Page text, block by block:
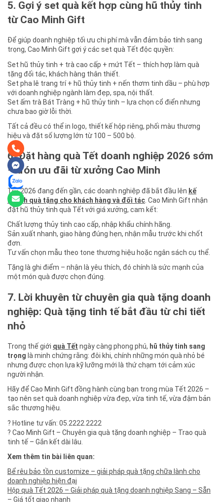
5. Gợi ý set quà kết hợp cùng hũ thủy tinh
từ Cao Minh Gift
Để giúp doanh nghiệp tối ưu chi phí mà vẫn đảm bảo tính sang
trọng, Cao Minh Gift gợi ý các set quà Tết độc quyền:
Set hũ thủy tinh + trà cao cấp + mứt Tết – thích hợp làm quà
tặng đối tác, khách hàng thân thiết.
Set pha lê trang trí + hũ thủy tinh + nến thơm tinh dầu – phù hợp
với doanh nghiệp ngành làm đẹp, spa, nội thất.
Set ấm trà Bát Tràng + hũ thủy tinh – lựa chọn cổ điển nhưng
chưa bao giờ lỗi thời.
Tất cả đều có thể in logo, thiết kế hộp riêng, phối màu thương
hiệu và đặt số lượng lớn từ 100 – 500 bộ.
6. Đặt hàng quà Tết doanh nghiệp 2026 sớm
– đón ưu đãi từ xưởng Cao Minh
Tết 2026 đang đến gần, các doanh nghiệp đã bắt đầu lên kế
hoạch quà tặng cho khách hàng và đối tác . Cao Minh Gift nhận
đặt hũ thủy tinh quà Tết với giá xưởng, cam kết:
Chất lượng thủy tinh cao cấp, nhập khẩu chính hãng.
Sản xuất nhanh, giao hàng đúng hẹn, nhận mẫu trước khi chốt
đơn.
Tư vấn chọn mẫu theo tone thương hiệu hoặc ngân sách cụ thể.
Tặng là ghi điểm – nhận là yêu thích, đó chính là sức mạnh của
một món quà được chọn đúng.
7. Lời khuyên từ chuyên gia quà tặng doanh
nghiệp: Quà tặng tinh tế bắt đầu từ chi tiết
nhỏ
Trong thế giới quà Tết ngày càng phong phú, hũ thủy tinh sang
trọng là minh chứng rằng: đôi khi, chính những món quà nhỏ bé
nhưng được chọn lựa kỹ lưỡng mới là thứ chạm tới cảm xúc
người nhận.
Hãy để Cao Minh Gift đồng hành cùng bạn trong mùa Tết 2026 –
tạo nên set quà doanh nghiệp vừa đẹp, vừa tinh tế, vừa đậm bản
sắc thương hiệu.
? Hotline tư vấn: 05.2222.2222
? Cao Minh Gift – Chuyên gia quà tặng doanh nghiệp – Trao quà
tinh tế – Gắn kết dài lâu.
Xem thêm tin bài liên quan:
Bể rêu bảo tồn customize – giải pháp quà tặng chữa lành cho
doanh nghiệp hiện đại
Hộp quà Tết 2026 – Giải pháp quà tặng doanh nghiệp Sang – Sẵn
– Giá tốt giao nhanh